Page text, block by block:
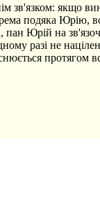
зв'язком: якщо
окрема подяка
пан Юрій на
разі не